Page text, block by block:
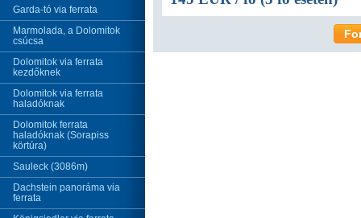
Garda-tó via ferrata
Marmolada, a Dolomitok
csúcsa
Dolomitok via ferrata
kezdőknek
Dolomitok via ferrata
haladóknak
Dolomitok ferrata
haladóknak (Sorapiss
körtúra)
Sauleck (3086m)
Dachstein panoráma via
ferrata